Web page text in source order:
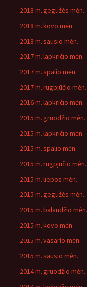
2018 m. gegužės mėn.
2018 m. kovo mėn.
2018 m. sausio mėn.
2017 m. lapkričio mėn.
2017 m. spalio mėn.
2017 m. rugpjūčio mėn.
2016 m. lapkričio mėn.
2015 m. gruodžio mėn.
2015 m. lapkričio mėn.
2015 m. spalio mėn.
2015 m. rugpjūčio mėn.
2015 m. liepos mėn.
2015 m. gegužės mėn.
2015 m. balandžio mėn.
2015 m. kovo mėn.
2015 m. vasario mėn.
2015 m. sausio mėn.
2014 m. gruodžio mėn.